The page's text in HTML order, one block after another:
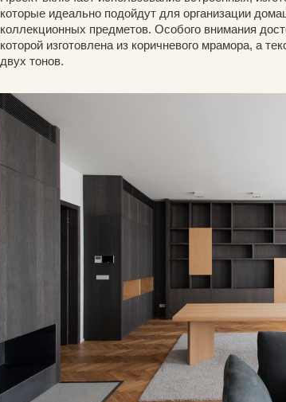
которые идеально подойдут для организации
коллекционных предметов. Особого внимания
которой изготовлена из коричневого мрамора, а
двух тонов.